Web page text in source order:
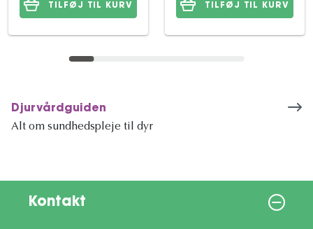
TILFØJ TIL KURV TILFØJ TIL KURV
Djurvårdguiden
Alt om sundhedspleje til dyr
Kontakt